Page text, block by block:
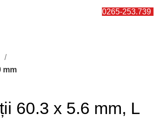
0265-253.739
mm
60.3 x 5.6 mm, L